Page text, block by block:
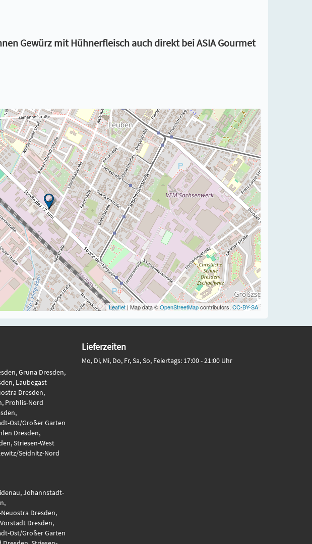
Gewürz mit Hühnerfleisch auch direkt bei ASIA Gourmet
Leaflet | Map data ©OpenStreetMapcontributors, CC-BY-SA
Gruna Dresden,
Laubegast
Dresden,
Prohlis-Nord
Ost/Großer Garten
Dresden,
Striesen-West
Seidnitz-Nord
Johannstadt-
Dresden,
Dresden,
Ost/Großer Garten
Lieferzeiten
Mo, Di, Mi, Do, Fr, Sa, So, Feiertags: 17:00 - 21:00 Uhr